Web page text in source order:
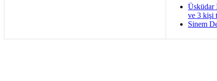
Üsküdar
ve 3 kişi
Sinem